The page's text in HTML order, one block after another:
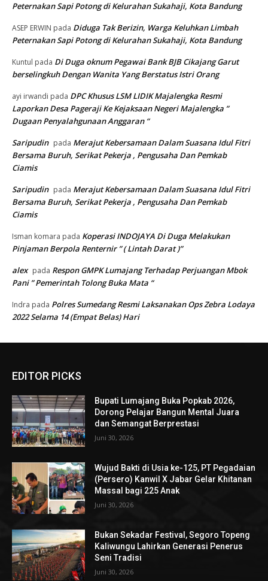
Peternakan Sapi Potong di Kelurahan Sukahaji, Kota Bandung
ASEP ERWIN pada Diduga Tak Berizin, Warga Keluhkan Limbah
Peternakan Sapi Potong di Kelurahan Sukahaji, Kota Bandung
Kuntul pada Di Duga oknum Pegawai Bank BJB Cikajang Garut
berselingkuh Dengan Wanita Yang Berstatus Istri Orang
ayi irwandi pada DPC Khusus LSM LIDIK Majalengka Resmi
Laporkan Desa Pageraji Ke Kejaksaan Negeri Majalengka ”
Dugaan Penyalahgunaan Anggaran “
Saripudin pada Merajut Kebersamaan Dalam Suasana Idul Fitri
Bersama Buruh, Serikat Pekerja , Pengusaha Dan Pemkab
Ciamis
Saripudin pada Merajut Kebersamaan Dalam Suasana Idul Fitri
Bersama Buruh, Serikat Pekerja , Pengusaha Dan Pemkab
Ciamis
Isman komara pada Koperasi INDOJAYA Di Duga Melakukan
Pinjaman Berpola Renternir ” ( Lintah Darat )”
alex pada Respon GMPK Lumajang Terhadap Perjuangan Mbok
Pani ” Pemerintah Tolong Buka Mata “
Indra pada Polres Sumedang Resmi Laksanakan Ops Zebra Lodaya
2022 Selama 14 (Empat Belas) Hari
EDITOR PICKS
Bupati Lumajang Buka Popkab 2026,
Dorong Pelajar Bangun Mental Juara
dan Semangat Berprestasi
Juni 30, 2026
Wujud Bakti di Usia ke-125, PT Pegadaian
(Persero) Kanwil X Jabar Gelar Khitanan
Massal bagi 225 Anak
Juni 30, 2026
Bukan Sekadar Festival, Segoro Topeng
Kaliwungu Lahirkan Generasi Penerus
Seni Tradisi
Juni 30, 2026